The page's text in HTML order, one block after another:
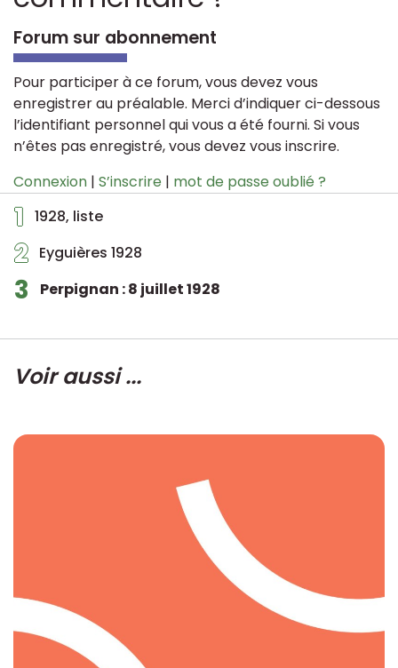
1 1928, liste
2 Eyguières 1928
3 Perpignan : 8 juillet 1928
Forum sur abonnement
Pour participer à ce forum, vous devez vous
enregistrer au préalable. Merci d’indiquer ci-dessous
l’identifiant personnel qui vous a été fourni. Si vous
n’êtes pas enregistré, vous devez vous inscrire.
Connexion | S’inscrire | mot de passe oublié ?
Voir aussi ...